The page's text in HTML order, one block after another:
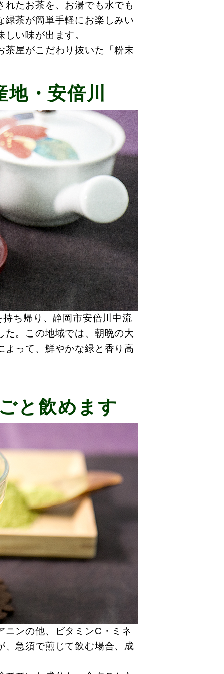
たお茶を、お湯でも水でも
緑茶が簡単手軽にお楽しみい
い味が出ます。
茶屋がこだわり抜いた「粉末
・安倍川
ち帰り、静岡市安倍川中流
た。この地域では、朝晩の大
よって、鮮やかな緑と香り高
と飲めます
ニンの他、ビタミンC・ミネ
、急須で煎じて飲む場合、成